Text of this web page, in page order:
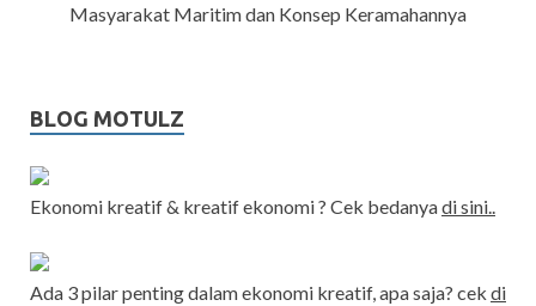
Masyarakat Maritim dan Konsep Keramahannya
BLOG MOTULZ
Ekonomi kreatif & kreatif ekonomi ? Cek bedanyadi sini..
Ada 3 pilar penting dalam ekonomi kreatif, apa saja? cek di